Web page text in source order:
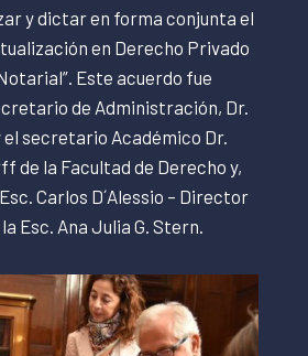
y dictar en forma conjunta el
en Derecho Privado
Este acuerdo fue
de Administración, Dr.
el secretario Académico Dr.
de la Facultad de Derecho y,
Carlos D´Alessio – Director
Esc. Ana Julia G. Stern.